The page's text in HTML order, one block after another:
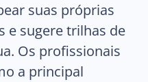
suas próprias
e sugere trilhas de
Os profissionais
a principal